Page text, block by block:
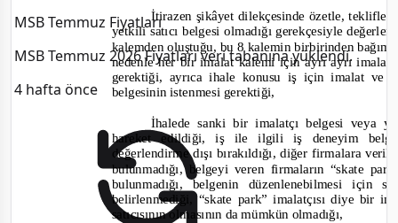
MSB Temmuz Fiyatları
MSB Temmuz 2026 Fiyatları veri tabanına yüklendi.
4 hafta önce
İtirazen şikâyet dilekçesinde özetle,
yetkili satıcı belgesi olmadığı gerekçesiyle
kalemden oluştuğu, bu 8 kalemin birbirinden
nedenle her bir imalat kalemi için ayrı ayrı
gerektiği, ayrıca ihale konusu iş için imalat
belgesinin istenmesi gerektiği,
İhalede sanki bir imalatçı belgesi veya
hareket edildiği, iş ile ilgili iş deneyim
değerlendirme dışı bırakıldığı, diğer firmalara
bulunmadığı, belgeyi veren firmaların “skate
bulunmadığı, belgenin düzenlenebilmesi için
belirlenmediği, “skate park” imalatçısı diye bir
satıcısının olmasının da mümkün olmadığı,